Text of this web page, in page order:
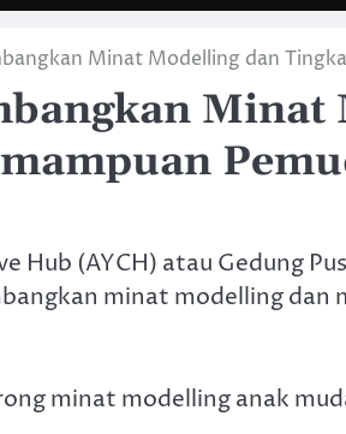
Minat Modelling dan
Minat
Hub (AYCH) atau Gedung
minat modelling dan
minat modelling anak